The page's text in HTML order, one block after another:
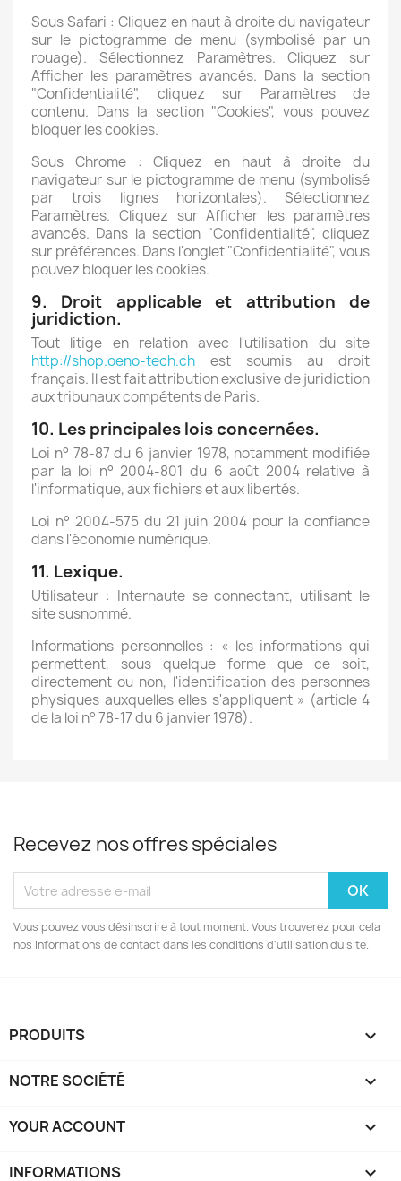
Sous Safari : Cliquez en haut à droite du navigateur
sur le pictogramme de menu (symbolisé par un
rouage). Sélectionnez Paramètres. Cliquez sur
Afficher les paramètres avancés. Dans la section
"Confidentialité", cliquez sur Paramètres de
contenu. Dans la section "Cookies", vous pouvez
bloquer les cookies.
Sous Chrome : Cliquez en haut à droite du
navigateur sur le pictogramme de menu (symbolisé
par trois lignes horizontales). Sélectionnez
Paramètres. Cliquez sur Afficher les paramètres
avancés. Dans la section "Confidentialité", cliquez
sur préférences. Dans l'onglet "Confidentialité", vous
pouvez bloquer les cookies.
9. Droit applicable et attribution de
juridiction.
Tout litige en relation avec l'utilisation du site
http://shop.oeno-tech.ch est soumis au droit
français. Il est fait attribution exclusive de juridiction
aux tribunaux compétents de Paris.
10. Les principales lois concernées.
Loi n° 78-87 du 6 janvier 1978, notamment modifiée
par la loi n° 2004-801 du 6 août 2004 relative à
l'informatique, aux fichiers et aux libertés.
Loi n° 2004-575 du 21 juin 2004 pour la confiance
dans l'économie numérique.
11. Lexique.
Utilisateur : Internaute se connectant, utilisant le
site susnommé.
Informations personnelles : « les informations qui
permettent, sous quelque forme que ce soit,
directement ou non, l'identification des personnes
physiques auxquelles elles s'appliquent » (article 4
de la loi n° 78-17 du 6 janvier 1978).
Recevez nos offres spéciales
Vous pouvez vous désinscrire à tout moment. Vous trouverez pour cela
nos informations de contact dans les conditions d'utilisation du site.
PRODUITS 
NOTRE SOCIÉTÉ 
YOUR ACCOUNT 
INFORMATIONS keyboard_arrow_down